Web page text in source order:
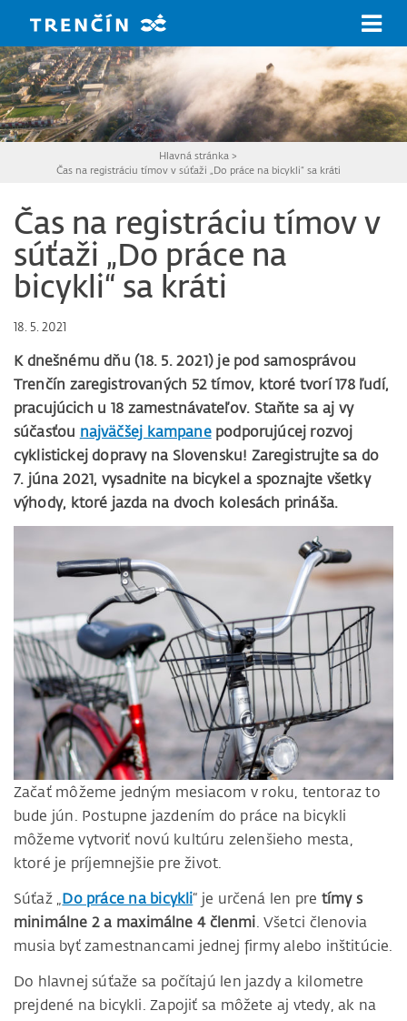
Hlavná stránka >
Čas na registráciu tímov v súťaži „Do práce na bicykli“ sa kráti
Čas na registráciu tímov v
súťaži „Do práce na
bicykli“ sa kráti
18. 5. 2021
K dnešnému dňu (18. 5. 2021) je pod samosprávou
Trenčín zaregistrovaných 52 tímov, ktoré tvorí 178 ľudí,
pracujúcich u 18 zamestnávateľov. Staňte sa aj vy
súčasťou najväčšej kampanepodporujúcej rozvoj
cyklistickej dopravy na Slovensku! Zaregistrujte sa do
7. júna 2021, vysadnite na bicykel a spoznajte všetky
výhody, ktoré jazda na dvoch kolesách prináša.
Začať môžeme jedným mesiacom v roku, tentoraz to
bude jún. Postupne jazdením do práce na bicykli
môžeme vytvoriť novú kultúru zelenšieho mesta,
ktoré je príjemnejšie pre život.
Súťaž „ Do práce na bicykli“ je určená len pre tímy s
minimálne 2 a maximálne 4 členmi . Všetci členovia
musia byť zamestnancami jednej firmy alebo inštitúcie.
Do hlavnej súťaže sa počítajú len jazdy a kilometre
prejdené na bicykli. Zapojiť sa môžete aj vtedy, ak na